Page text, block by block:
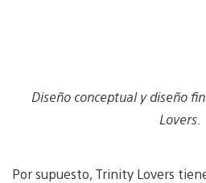
Diseño conceptual y diseño
Lovers
Por supuesto, Trinity Lovers